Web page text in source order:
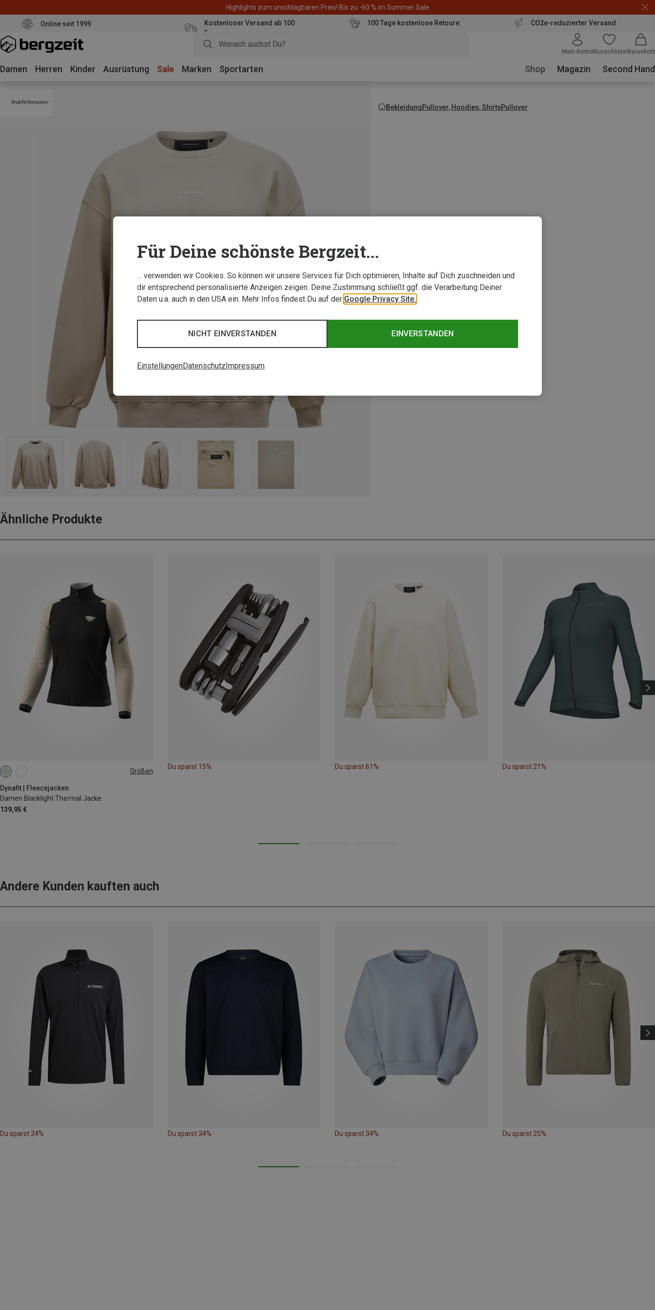
Highlights zum unschlagbaren Preis! Bis zu -60 % im Summer Sale
Online seit 1999
Kostenloser Versand ab 100
Euro
100 Tage kostenlose Retoure CO2e-reduzierter Versand
Mein KontoWunschlisteWarenkorb
Damen Herren Kinder Ausrüstung Sale Marken Sportarten Shop Magazin Second Hand
BekleidungPullover, Hoodies, ShirtsPullover
Ähnliche Produkte
Größen
Dynafit | Fleecejacken
Damen Blacklight Thermal Jacke
139,95 €
XS
Du sparst 15% Du sparst 61% Du sparst 21%
Andere Kunden kauften auch
Du sparst 24% Du sparst 34% Du sparst 34% Du sparst 25%
Für Deine schönste Bergzeit...
… verwenden wir Cookies. So können wir unsere Services für Dich optimieren, Inhalte auf Dich zuschneiden und
dir entsprechend personalisierte Anzeigen zeigen. Deine Zustimmung schließt ggf. die Verarbeitung Deiner
Daten u.a. auch in den USA ein. Mehr Infos findest Du auf der Google Privacy Site.
EINVERSTANDEN
NICHT EINVERSTANDEN
EinstellungenDatenschutzImpressum